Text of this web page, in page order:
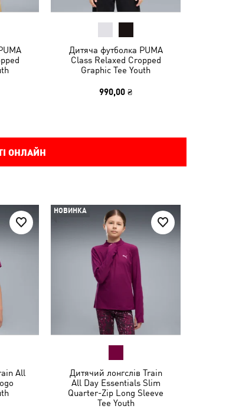
Дитяча футболка PUMA
Class Relaxed Cropped
Graphic Tee Youth
990,00 ₴
ОНЛАЙН
All
НОВИНКА
Дитячий лонгслів Train
All Day Essentials Slim
Quarter-Zip Long Sleeve
Tee Youth